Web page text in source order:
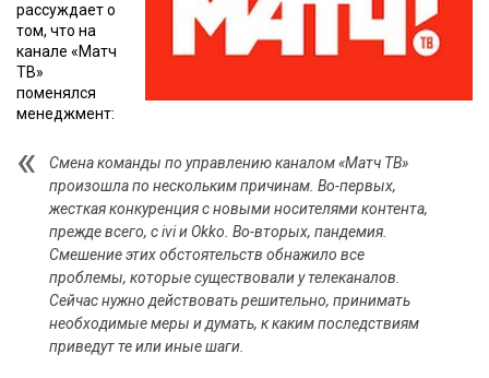
рассуждает о
том, что на
канале «Матч
ТВ»
поменялся
менеджмент:
Смена команды по управлению каналом «Матч ТВ»
произошла по нескольким причинам. Во-первых,
жесткая конкуренция с новыми носителями контента,
прежде всего, с ivi и Okko. Во-вторых, пандемия.
Смешение этих обстоятельств обнажило все
проблемы, которые существовали у телеканалов.
Сейчас нужно действовать решительно, принимать
необходимые меры и думать, к каким последствиям
приведут те или иные шаги.